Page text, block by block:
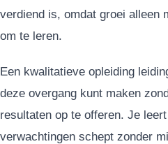
verdiend is, omdat groei alleen
om te leren.
Een kwalitatieve opleiding
deze overgang kunt maken
resultaten op te offeren. Je
verwachtingen schept zonder